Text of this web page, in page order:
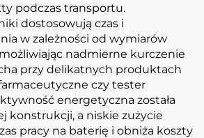
podczas transportu.
dostosowują czas i
w zależności od wymiarów
nadmierne kurczenie
przy delikatnych produktach
czy tester
energetyczna została
konstrukcji, a niskie zużycie
pracy na baterię i obniża koszty